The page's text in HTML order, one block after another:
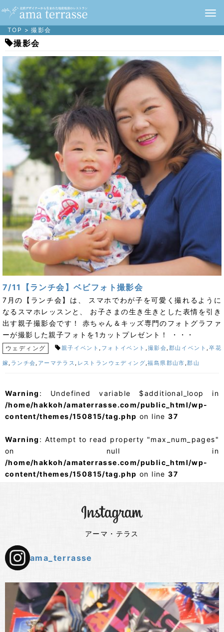
TOP >撮影会
撮影会
7/11【ランチ会】ベビフォト撮影会
7月の【ランチ会】は、 スマホでわが子を可愛く撮れるように
なるスマホレッスンと、 お子さまの生き生きとした表情を引き
出す親子撮影会です！ 赤ちゃん＆キッズ専門のフォトグラファ
ーが撮影した親子フォトを1カットプレゼント！ ・・・
ウェディング 親子イベント , フォトイベント , 撮影会, 郡山イベント , 卒花
嫁, ランチ会, アーマテラス , レストランウェディング,福島県郡山市 ,郡山
Warning : Undefined variable $additional_loop in
/home/hakkoh/amaterrasse.com/public_html/wp-
content/themes/150815/tag.php on line37
Warning : Attempt to read property "max_num_pages"
on null in
/home/hakkoh/amaterrasse.com/public_html/wp-
content/themes/150815/tag.php on line37
アーマ・テラス
ama_terrasse